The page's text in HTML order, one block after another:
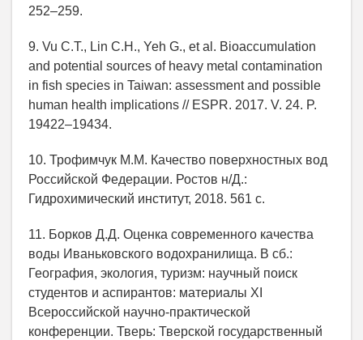
252–259.
9. Vu C.T., Lin C.H., Yeh G., et al. Bioaccumulation
and potential sources of heavy metal contamination
in fish species in Taiwan: assessment and possible
human health implications // ESPR. 2017. V. 24. P.
19422–19434.
10. Трофимчук М.М. Качество поверхностных вод
Российской Федерации. Ростов н/Д.:
Гидрохимический институт, 2018. 561 с.
11. Борков Д.Д. Оценка современного качества
воды Иваньковского водохранилища. В сб.:
География, экология, туризм: научный поиск
студентов и аспирантов: материалы XI
Всероссийской научно-практической
конференции. Тверь: Тверской государственный